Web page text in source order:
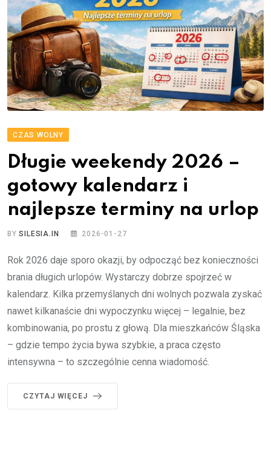
CZAS WOLNY
Długie weekendy 2026 –
gotowy kalendarz i
najlepsze terminy na urlop
BYSILESIA.IN 2026-01-27
Rok 2026 daje sporo okazji, by odpocząć bez konieczności
brania długich urlopów. Wystarczy dobrze spojrzeć w
kalendarz. Kilka przemyślanych dni wolnych pozwala zyskać
nawet kilkanaście dni wypoczynku więcej – legalnie, bez
kombinowania, po prostu z głową. Dla mieszkańców Śląska
– gdzie tempo życia bywa szybkie, a praca często
intensywna – to szczególnie cenna wiadomość.
CZYTAJ WIĘCEJ